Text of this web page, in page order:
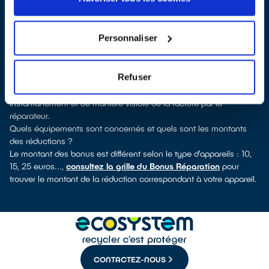
Personnaliser
Refuser
. En cliquant sur la fiche détaillée du réparateur, vous
découvrirez pour quels types d’appareils ce professionnel a
télévision, informatique, outils électriques : à chaque famille
d’appareils son réparateur spécialisé et labellisé QualiRépar.
Comment bénéficier du Bonus Réparation à Lailly-en-Val ?
Le Bonus Réparation est en vigueur chez tous les professionnels
de la réparation ayant obtenu le label QualiRépar. Il est déduit
instantanément et de manière visible de la facture par le
réparateur.
Quels équipements sont concernés et quels sont les montants
des réductions ?
Le montant des bonus est différent selon le type d’appareils : 10,
15, 25 euros..., consultez la grille du Bonus Réparation pour
trouver le montant de la réduction correspondant à votre appareil.
CONTACTEZ-NOUS